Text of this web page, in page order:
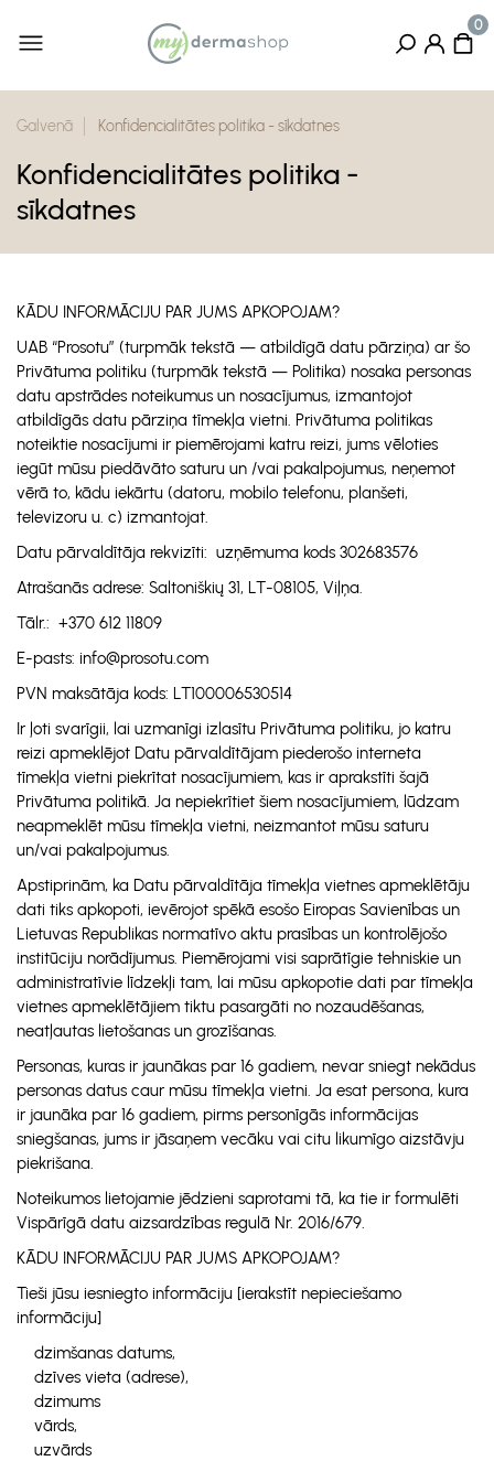
Galvenā Konfidencialitātes politika - sīkdatnes
Konfidencialitātes politika -
sīkdatnes
KĀDU INFORMĀCIJU PAR JUMS APKOPOJAM?
UAB “Prosotu” (turpmāk tekstā — atbildīgā datu pārziņa) ar šo
Privātuma politiku (turpmāk tekstā — Politika) nosaka personas
datu apstrādes noteikumus un nosacījumus, izmantojot
atbildīgās datu pārziņa tīmekļa vietni. Privātuma politikas
noteiktie nosacījumi ir piemērojami katru reizi, jums vēloties
iegūt mūsu piedāvāto saturu un /vai pakalpojumus, neņemot
vērā to, kādu iekārtu (datoru, mobilo telefonu, planšeti,
televizoru u. c) izmantojat.
Datu pārvaldītāja rekvizīti: uzņēmuma kods 302683576
Atrašanās adrese: Saltoniškių 31, LT-08105, Viļņa.
Tālr.: +370 612 11809
E-pasts: info@prosotu.com
PVN maksātāja kods: LT100006530514
Ir ļoti svarīgii, lai uzmanīgi izlasītu Privātuma politiku, jo katru
reizi apmeklējot Datu pārvaldītājam piederošo interneta
tīmekļa vietni piekrītat nosacījumiem, kas ir aprakstīti šajā
Privātuma politikā. Ja nepiekrītiet šiem nosacījumiem, lūdzam
neapmeklēt mūsu tīmekļa vietni, neizmantot mūsu saturu
un/vai pakalpojumus.
Apstiprinām, ka Datu pārvaldītāja tīmekļa vietnes apmeklētāju
dati tiks apkopoti, ievērojot spēkā esošo Eiropas Savienības un
Lietuvas Republikas normatīvo aktu prasības un kontrolējošo
institūciju norādījumus. Piemērojami visi saprātīgie tehniskie un
administratīvie līdzekļi tam, lai mūsu apkopotie dati par tīmekļa
vietnes apmeklētājiem tiktu pasargāti no nozaudēšanas,
neatļautas lietošanas un grozīšanas.
Personas, kuras ir jaunākas par 16 gadiem, nevar sniegt nekādus
personas datus caur mūsu tīmekļa vietni. Ja esat persona, kura
ir jaunāka par 16 gadiem, pirms personīgās informācijas
sniegšanas, jums ir jāsaņem vecāku vai citu likumīgo aizstāvju
piekrišana.
Noteikumos lietojamie jēdzieni saprotami tā, ka tie ir formulēti
Vispārīgā datu aizsardzības regulā Nr. 2016/679.
KĀDU INFORMĀCIJU PAR JUMS APKOPOJAM?
Tieši jūsu iesniegto informāciju [ierakstīt nepieciešamo
informāciju]
dzimšanas datums,
dzīves vieta (adrese),
dzimums
vārds,
uzvārds